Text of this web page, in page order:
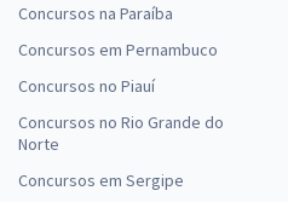
Concursos na Paraíba
Concursos em Pernambuco
Concursos no Piauí
Concursos no Rio Grande do
Norte
Concursos em Sergipe